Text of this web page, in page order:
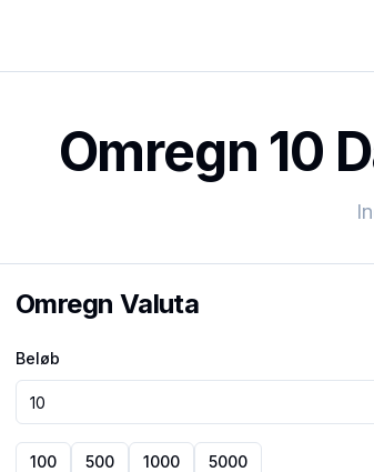
Omregn 10
Omregn Valuta
Beløb
100 500 1000 5000